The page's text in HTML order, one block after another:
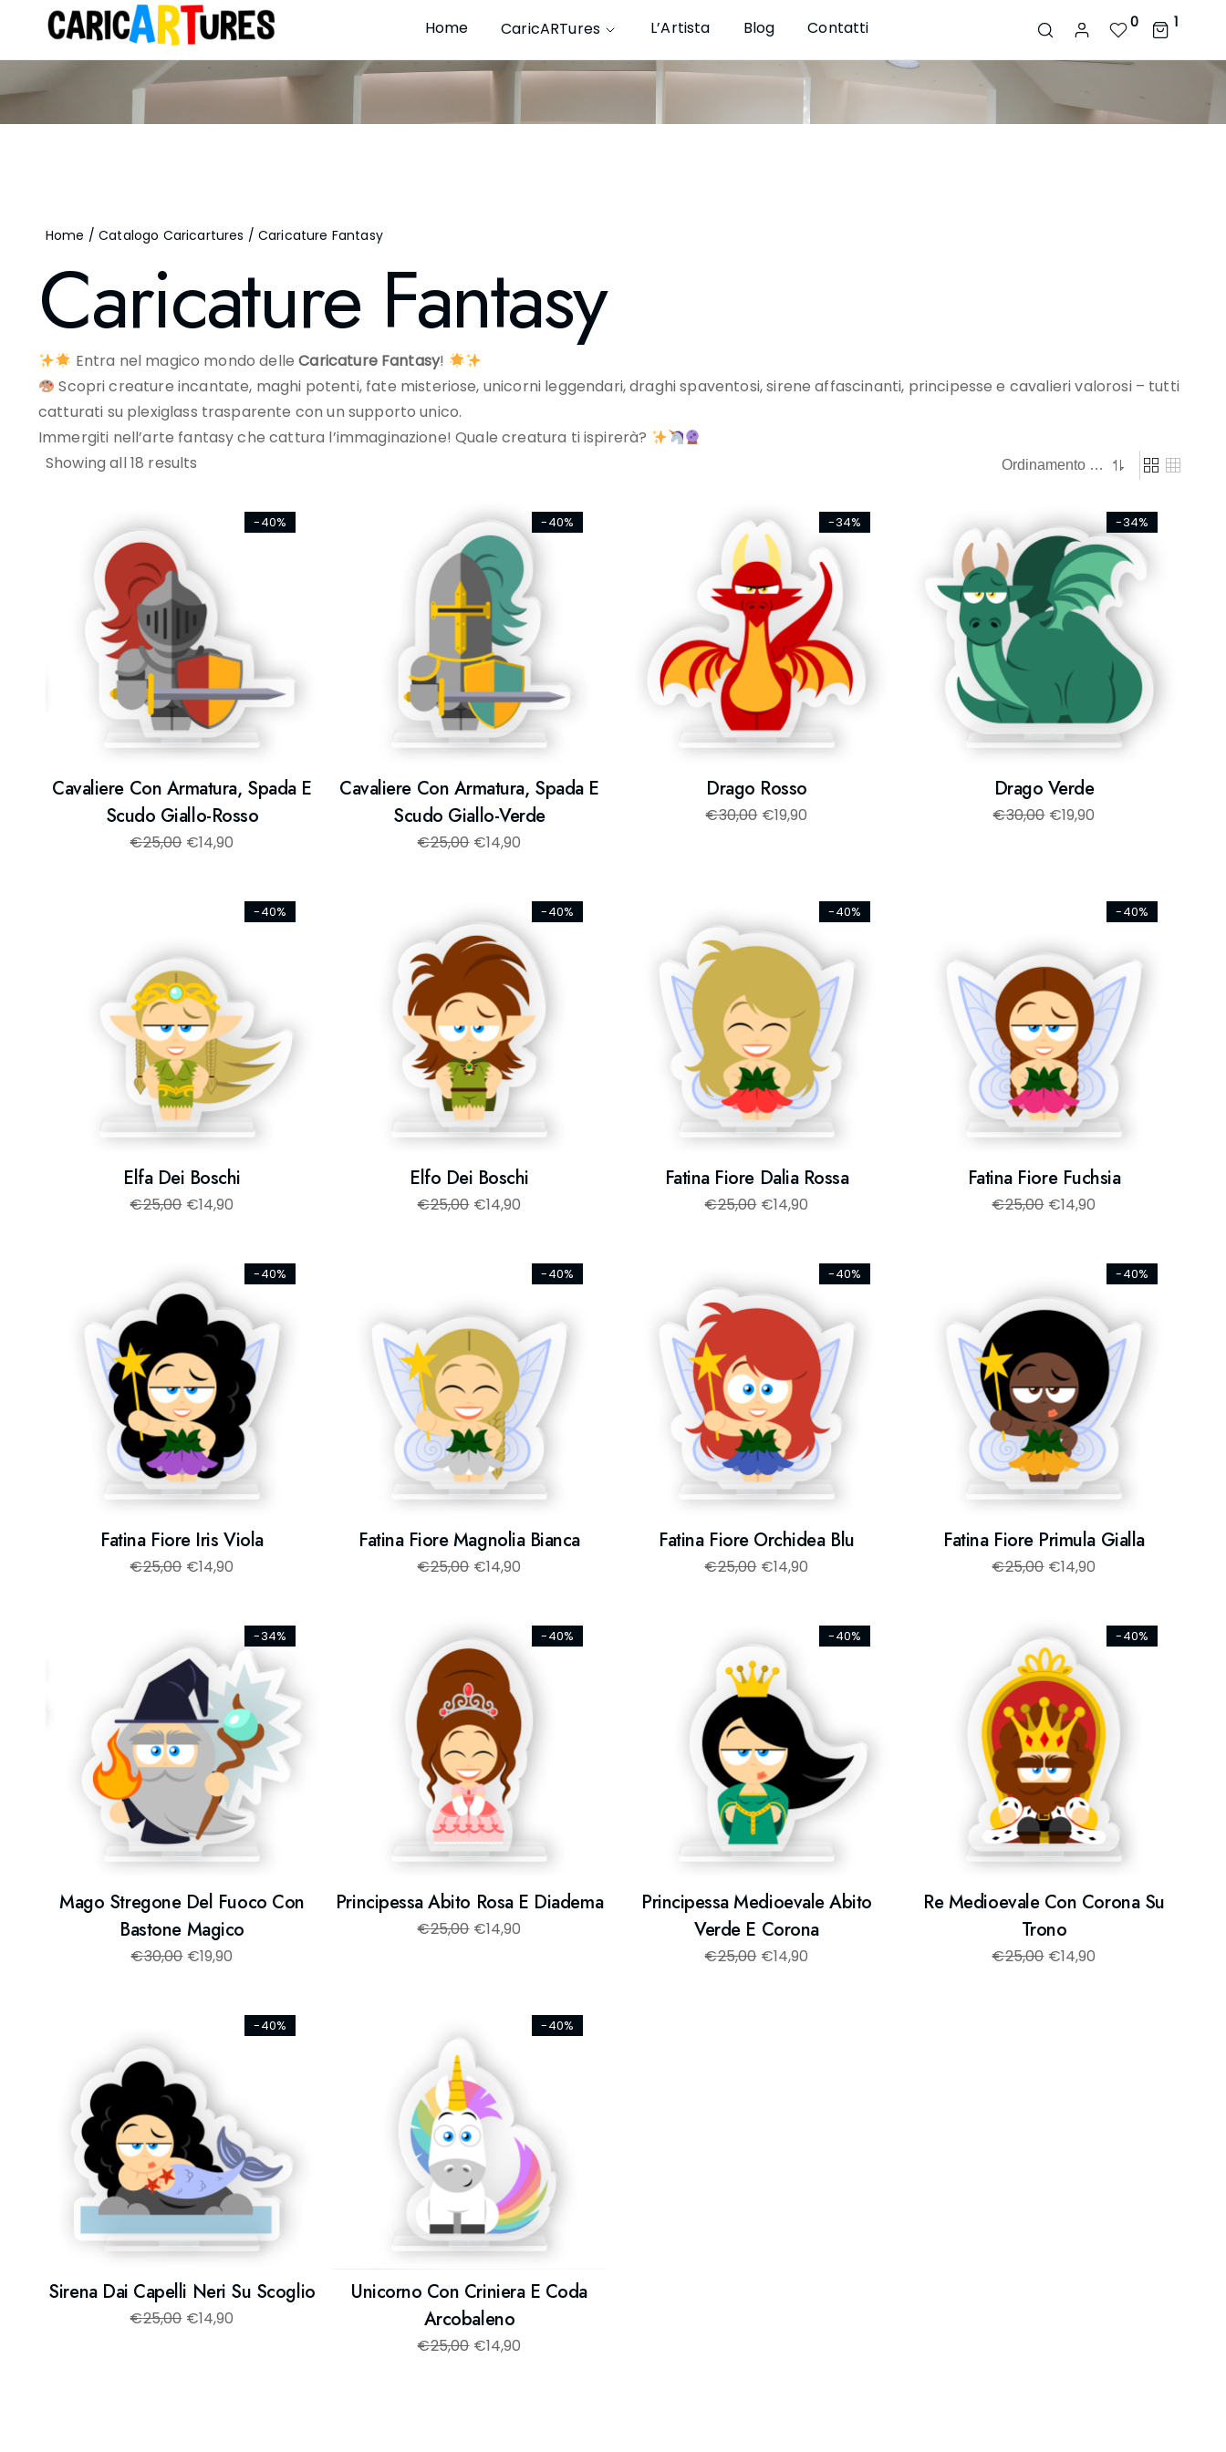
Home CaricARTures L’Artista Blog Contatti 0 1
Home /Catalogo Caricartures / Caricature Fantasy
Caricature Fantasy
Entra nel magico mondo delleCaricature Fantasy!
Scopri creature incantate, maghi potenti, fate misteriose, unicorni leggendari, draghi spaventosi, sirene affascinanti, principesse e cavalieri valorosi – tutti
catturati su plexiglass trasparente con un supporto unico.
Immergiti nell’arte fantasy che cattura l’immaginazione! Quale creatura ti ispirerà?
Showing all 18 results
-40%
Cavaliere Con Armatura, Spada E
Scudo Giallo-Rosso
€25,00 €14,90
-40%
Cavaliere Con Armatura, Spada E
Scudo Giallo-Verde
€25,00 €14,90
-34%
Drago Rosso
€30,00 €19,90
-34%
Drago Verde
€30,00 €19,90
-40%
Elfa Dei Boschi
€25,00 €14,90
-40%
Elfo Dei Boschi
€25,00 €14,90
-40%
Fatina Fiore Dalia Rossa
€25,00 €14,90
-40%
Fatina Fiore Fuchsia
€25,00 €14,90
-40%
Fatina Fiore Iris Viola
€25,00 €14,90
-40%
Fatina Fiore Magnolia Bianca
€25,00 €14,90
-40%
Fatina Fiore Orchidea Blu
€25,00 €14,90
-40%
Fatina Fiore Primula Gialla
€25,00 €14,90
-34%
Mago Stregone Del Fuoco Con
Bastone Magico
€30,00 €19,90
-40%
Principessa Abito Rosa E Diadema
€25,00 €14,90
-40%
Principessa Medioevale Abito
Verde E Corona
€25,00 €14,90
-40%
Re Medioevale Con Corona Su
Trono
€25,00 €14,90
-40%
Sirena Dai Capelli Neri Su Scoglio
€25,00 €14,90
-40%
Unicorno Con Criniera E Coda
Arcobaleno
€25,00 €14,90